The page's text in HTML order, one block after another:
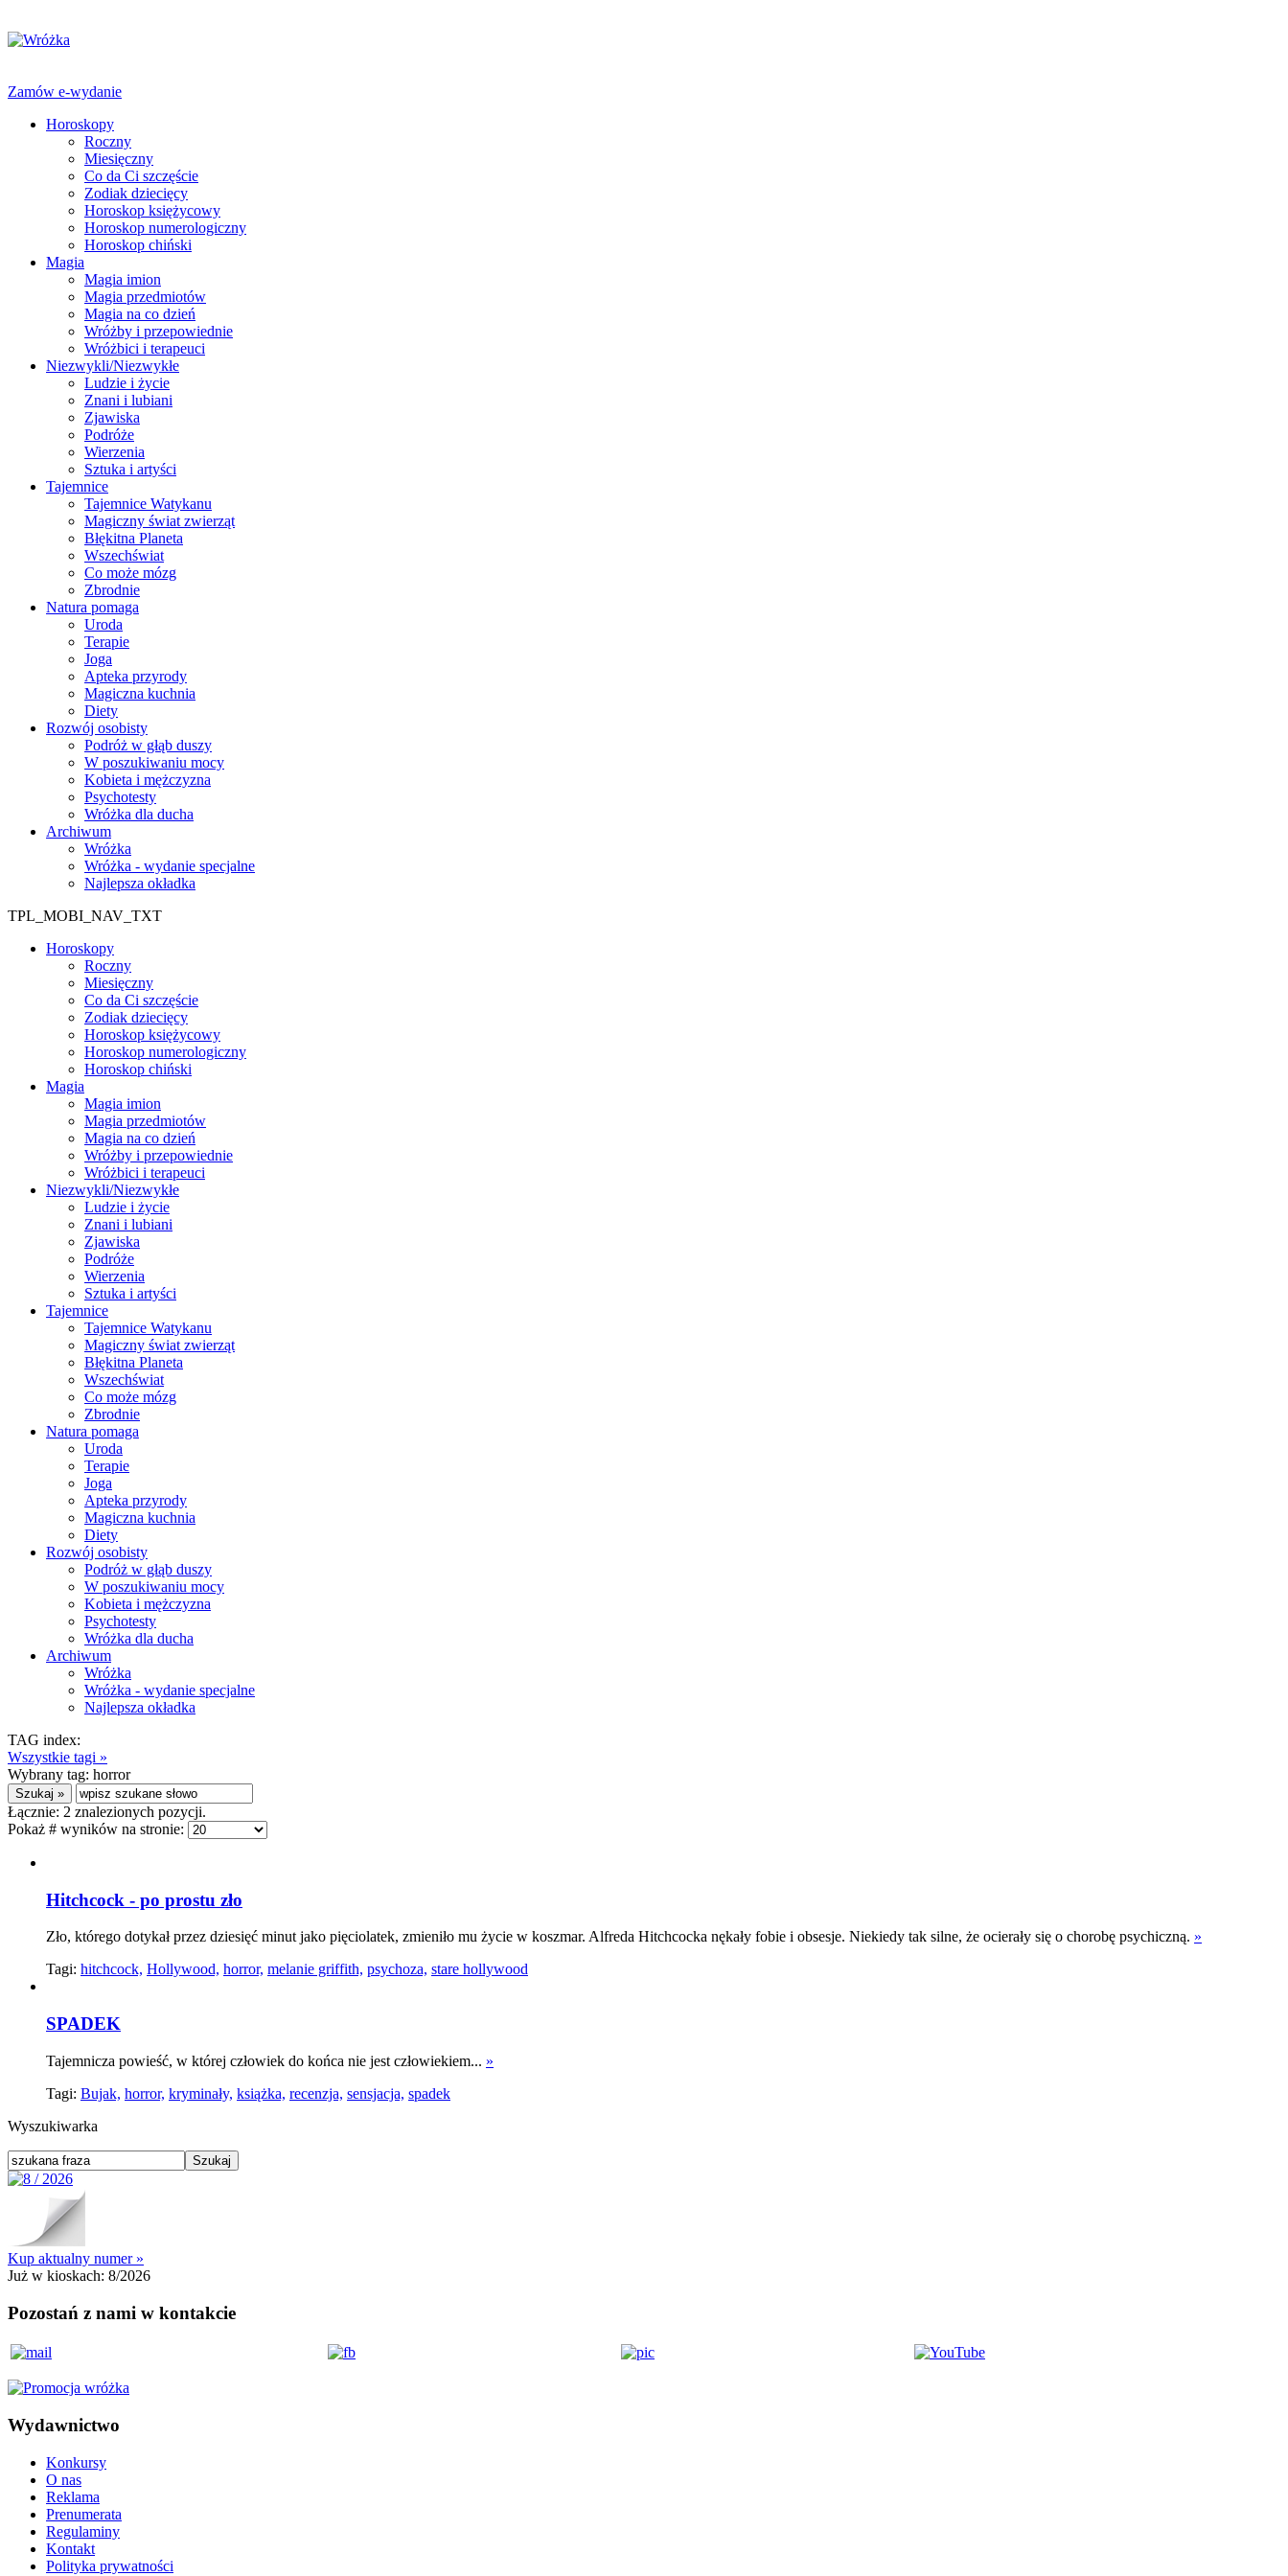
Zamów e-wydanie
Horoskopy
Roczny
Miesięczny
Co da Ci szczęście
Zodiak dziecięcy
Horoskop księżycowy
Horoskop numerologiczny
Horoskop chiński
Magia
Magia imion
Magia przedmiotów
Magia na co dzień
Wróżby i przepowiednie
Wróżbici i terapeuci
Niezwykli/Niezwykłe
Ludzie i życie
Znani i lubiani
Zjawiska
Podróże
Wierzenia
Sztuka i artyści
Tajemnice
Tajemnice Watykanu
Magiczny świat zwierząt
Błękitna Planeta
Wszechświat
Co może mózg
Zbrodnie
Natura pomaga
Uroda
Terapie
Joga
Apteka przyrody
Magiczna kuchnia
Diety
Rozwój osobisty
Podróż w głąb duszy
W poszukiwaniu mocy
Kobieta i mężczyzna
Psychotesty
Wróżka dla ducha
Archiwum
Wróżka
Wróżka - wydanie specjalne
Najlepsza okładka
TPL_MOBI_NAV_TXT
Horoskopy
Roczny
Miesięczny
Co da Ci szczęście
Zodiak dziecięcy
Horoskop księżycowy
Horoskop numerologiczny
Horoskop chiński
Magia
Magia imion
Magia przedmiotów
Magia na co dzień
Wróżby i przepowiednie
Wróżbici i terapeuci
Niezwykli/Niezwykłe
Ludzie i życie
Znani i lubiani
Zjawiska
Podróże
Wierzenia
Sztuka i artyści
Tajemnice
Tajemnice Watykanu
Magiczny świat zwierząt
Błękitna Planeta
Wszechświat
Co może mózg
Zbrodnie
Natura pomaga
Uroda
Terapie
Joga
Apteka przyrody
Magiczna kuchnia
Diety
Rozwój osobisty
Podróż w głąb duszy
W poszukiwaniu mocy
Kobieta i mężczyzna
Psychotesty
Wróżka dla ducha
Archiwum
Wróżka
Wróżka - wydanie specjalne
Najlepsza okładka
TAG index:
Wszystkie tagi »
Wybrany tag: horror
Łącznie: 2 znalezionych pozycji.
Pokaż # wyników na stronie:
Hitchcock - po prostu zło
Zło, którego dotykał przez dziesięć minut jako pięciolatek, zmieniło mu życie w koszmar. Alfreda Hitchcocka nękały fobie i obsesje. Niekiedy tak silne, że ocierały się o chorobę psychiczną. »
Tagi: hitchcock, Hollywood, horror, melanie griffith, psychoza, stare hollywood
SPADEK
Tajemnicza powieść, w której człowiek do końca nie jest człowiekiem... »
Tagi: Bujak, horror, kryminały, książka, recenzja, sensjacja, spadek
Wyszukiwarka
Kup aktualny numer »
Już w kioskach: 8/2026
Pozostań z nami w kontakcie
Wydawnictwo
Konkursy
O nas
Reklama
Prenumerata
Regulaminy
Kontakt
Polityka prywatności